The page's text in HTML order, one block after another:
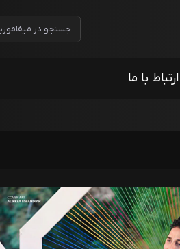
ارتباط با ما